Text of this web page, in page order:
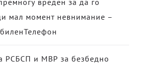
мал момент невнимание –
РСБСП и МВР за безбедно